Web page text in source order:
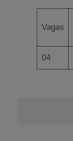
Vagas
04